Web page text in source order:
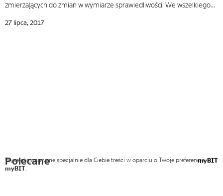
zmierzających do zmian w wymiarze sprawiedliwości. We wszelkiego…
27 lipca, 2017
Polecane myBIT
Wyselekcjonowane specjalnie dla Ciebie treści w oparciu o Twoje preferencje
myBIT.